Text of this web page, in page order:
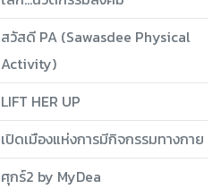
สวัสดี PA (Sawasdee Physical
Activity)
LIFT HER UP
เปิดเมืองแห่งการมีกิจกรรมทางกาย
ศุกร์2 by MyDea